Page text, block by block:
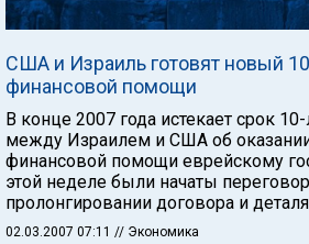
США и Израиль готовят новый
финансовой помощи
В конце 2007 года истекает срок
между Израилем и США об
финансовой помощи еврейскому
этой неделе были начаты
пролонгировании договора и
02.03.2007 07:11 // Экономика